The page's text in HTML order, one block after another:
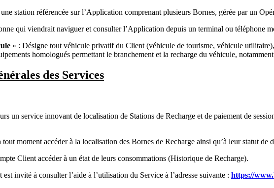
station référencée sur l’Application comprenant plusieurs Bornes, gérée par un
qui viendrait naviguer et consulter l’Application depuis un terminal ou téléphone
» : Désigne tout véhicule privatif du Client (véhicule de tourisme, véhicule
homologués permettant le branchement et la recharge du véhicule,
des Services
un service innovant de localisation de Stations de Recharge et de paiement de
moment accéder à la localisation des Bornes de Recharge ainsi qu’à leur statut
Client accéder à un état de leurs consommations (Historique de Recharge).
invité à consulter l’aide à l’utilisation du Service à l’adresse suivante : https://